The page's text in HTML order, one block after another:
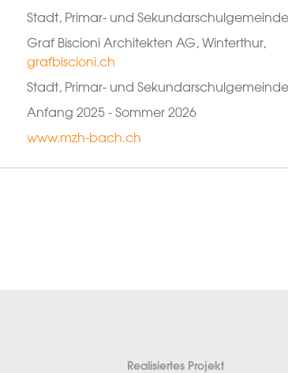
Stadt, Primar- und
Graf Biscioni Architekten AG, Winterthur,
grafbiscioni.ch
Stadt, Primar- und
Anfang 2025 - Sommer 2026
www.mzh-bach.ch
Realisiertes Projekt